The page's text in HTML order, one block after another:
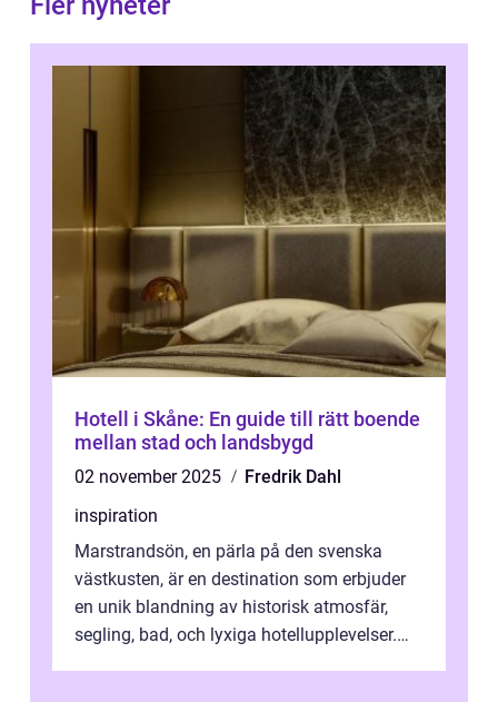
Hotell i Skåne: En guide till rätt boende
mellan stad och landsbygd
02 november 2025
Fredrik Dahl
inspiration
Marstrandsön, en pärla på den svenska
västkusten, är en destination som erbjuder
en unik blandning av historisk atmosfär,
segling, bad, och lyxiga hotellupplevelser.